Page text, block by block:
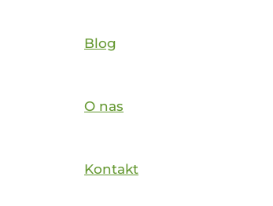
Blog
O nas
Kontakt